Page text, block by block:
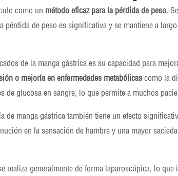
como un método eficaz para la pérdida de peso.
pérdida de peso es significativa y se mantiene a
de la manga gástrica es su capacidad para
o mejoría en enfermedades metabólicas como la
de glucosa en sangre, lo que permite a muchos
de manga gástrica también tiene un efecto
en la sensación de hambre y una mayor
realiza generalmente de forma laparoscópica, lo